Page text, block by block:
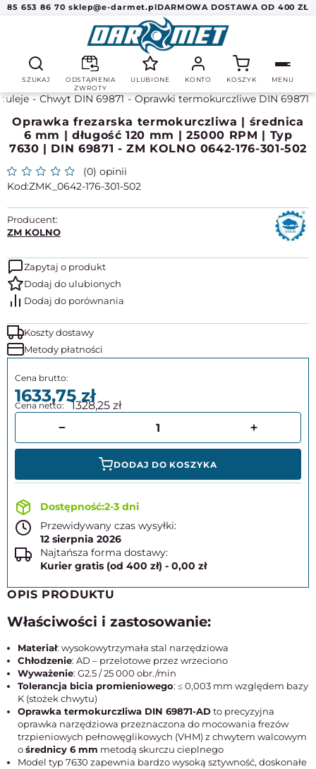
85 653 86 70 sklep@e-darmet.plDARMOWA DOSTAWA OD 400 ZŁ
SZUKAJ
ODSTĄPIENIA
ZWROTY
ULUBIONE KONTO KOSZYK MENU
Chwyt DIN 69871 Oprawki termokurczliwe DIN 69871
Oprawka frezarska termokurczliwa | średnica
6 mm | długość 120 mm | 25000 RPM | Typ
7630 | DIN 69871 - ZM KOLNO 0642-176-301-502
(0) opinii
ZMK_0642-176-301-502
Producent:
ZM KOLNO
Zapytaj o produkt
Koszty dostawy
Metody płatności
1633,751328,25
DODAJ DO KOSZYKA
2-3 dni
Przewidywany czas wysyłki:
12 sierpnia 2026
Najtańsza forma dostawy:
Kurier gratis (od 400 zł) - 0,00 zł
OPIS PRODUKTU
Właściwości i zastosowanie:
Materiał: wysokowytrzymała stal narzędziowa
Chłodzenie: AD – przelotowe przez wrzeciono
Wyważenie: G2.5 / 25 000 obr./min
Tolerancja bicia promieniowego: ≤ 0,003 mm względem bazy
K (stożek chwytu)
Oprawka termokurczliwa DIN 69871-ADto precyzyjna
oprawka narzędziowa przeznaczona do mocowania frezów
trzpieniowych pełnowęglikowych (VHM) z chwytem walcowym
ośrednicy 6 mm metodą skurczu cieplnego
Model typ 7630 zapewnia bardzo wysoką sztywność, doskonałe